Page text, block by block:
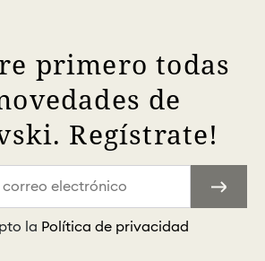
primero todas
de
Regístrate!
la Política de privacidad